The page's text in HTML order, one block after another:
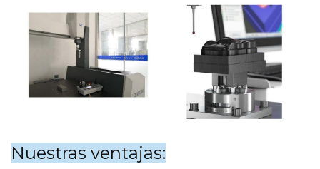
Nuestras ventajas: